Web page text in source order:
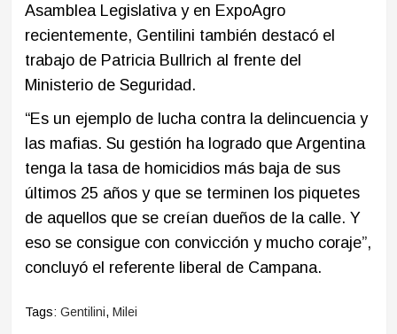
Asamblea Legislativa y en ExpoAgro
recientemente, Gentilini también destacó el
trabajo de Patricia Bullrich al frente del
Ministerio de Seguridad.
“Es un ejemplo de lucha contra la delincuencia y
las mafias. Su gestión ha logrado que Argentina
tenga la tasa de homicidios más baja de sus
últimos 25 años y que se terminen los piquetes
de aquellos que se creían dueños de la calle. Y
eso se consigue con convicción y mucho coraje”,
concluyó el referente liberal de Campana.
Tags: Gentilini, Milei